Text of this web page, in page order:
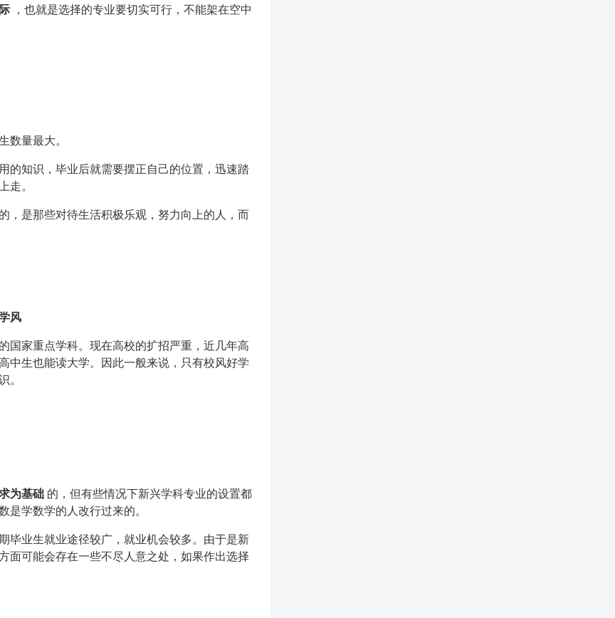
，也就是选择的专业要切实可行，不能架在空中
量最大。
的知识，毕业后就需要摆正自己的位置，迅速踏
。
，是那些对待生活积极乐观，努力向上的人，而
风
国家重点学科。现在高校的扩招严重，近几年高
中生也能读大学。因此一般来说，只有校风好学
为基础的，但有些情况下新兴学科专业的设置都
学数学的人改行过来的。
毕业生就业途径较广，就业机会较多。由于是新
面可能会存在一些不尽人意之处，如果作出选择